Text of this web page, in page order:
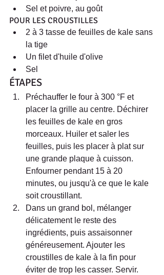
Sel et poivre, au goût
POUR LES CROUSTILLES
2 à 3 tasse de feuilles de kale sans
la tige
Un filet d'huile d'olive
Sel
ÉTAPES
Préchauffer le four à 300 °F et
placer la grille au centre. Déchirer
les feuilles de kale en gros
morceaux. Huiler et saler les
feuilles, puis les placer à plat sur
une grande plaque à cuisson.
Enfourner pendant 15 à 20
minutes, ou jusqu'à ce que le kale
soit croustillant.
Dans un grand bol, mélanger
délicatement le reste des
ingrédients, puis assaisonner
généreusement. Ajouter les
croustilles de kale à la fin pour
éviter de trop les casser. Servir.